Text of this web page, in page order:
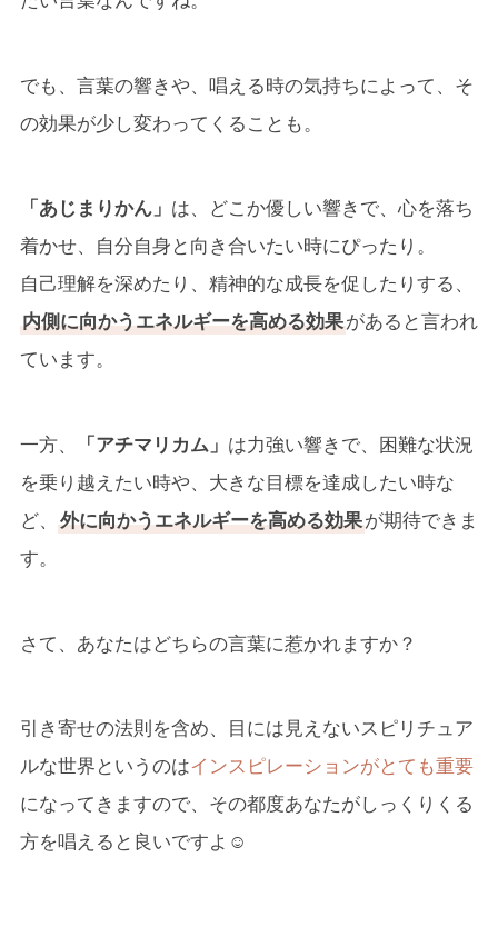
でも、言葉の響きや、唱える時の気持ちによって、そ
の効果が少し変わってくることも。
「あじまりかん」 は、どこか優しい響きで、心を落ち
着かせ、自分自身と向き合いたい時にぴったり。
自己理解を深めたり、精神的な成長を促したりする、
内側に向かうエネルギーを高める効果があると言われ
ています。
一方、 「アチマリカム」 は力強い響きで、困難な状況
を乗り越えたい時や、大きな目標を達成したい時な
ど、
外に向かうエネルギーを高める効果が期待できま
す。
さて、あなたはどちらの言葉に惹かれますか？
引き寄せの法則を含め、目には見えないスピリチュア
ルな世界というのはインスピレーションがとても重要
になってきますので、その都度あなたがしっくりくる
方を唱えると良いですよ☺